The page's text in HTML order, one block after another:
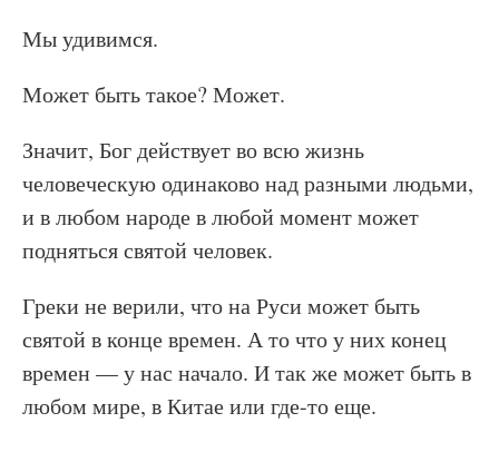
Мы удивимся.
Может быть такое? Может.
Значит, Бог действует во всю жизнь
человеческую одинаково над разными людьми,
и в любом народе в любой момент может
подняться святой человек.
Греки не верили, что на Руси может быть
святой в конце времен. А то что у них конец
времен — у нас начало. И так же может быть в
любом мире, в Китае или где-то еще.